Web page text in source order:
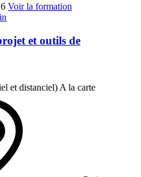
Voir la formation
et outils de
et distanciel) A la carte